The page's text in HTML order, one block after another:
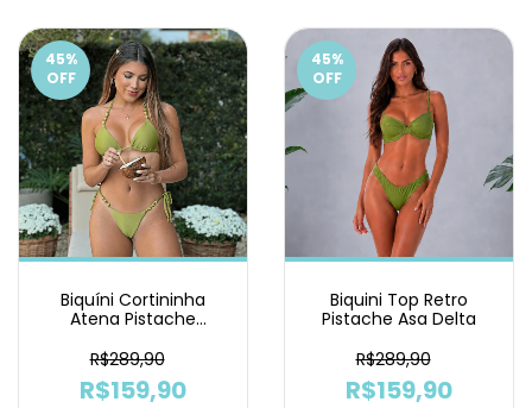
45%
OFF
Biquíni Cortininha
Atena Pistache
R$289,90
R$159,90
45%
OFF
Biquini Top Retro
Pistache Asa Delta
R$289,90
R$159,90